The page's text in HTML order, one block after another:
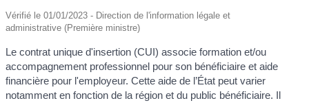
Vérifié le 01/01/2023 - Direction de l'information légale et
administrative (Première ministre)
Le contrat unique d'insertion (CUI) associe formation et/ou
accompagnement professionnel pour son bénéficiaire et aide
financière pour l'employeur. Cette aide de l’État peut varier
notamment en fonction de la région et du public bénéficiaire. Il